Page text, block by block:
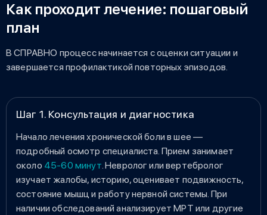
Как проходит лечение: пошаговый
план
В СПРАВНО процесс начинается с оценки ситуации и
завершается профилактикой повторных эпизодов.
Шаг 1. Консультация и диагностика
Начало лечения хронической боли в шее —
подробный осмотр специалиста. Прием занимает
около 45-60 минут. Невролог или вертебролог
изучает жалобы, историю, оценивает подвижность,
состояние мышц и работу нервной системы. При
наличии обследований анализирует МРТ или другие